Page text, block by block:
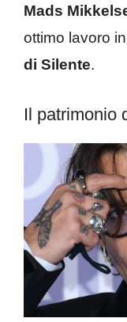
Mads
ottimo lavoro in
di Silente.
Il patrimonio